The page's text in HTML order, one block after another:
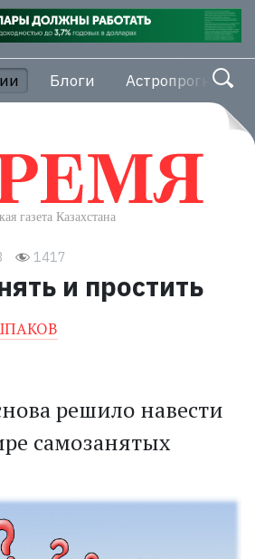
Блоги Астропрогноз
1417
и простить
решило навести
самозанятых